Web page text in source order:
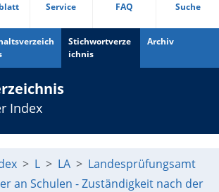
Service FAQ Suche
Stichwortverze
ichnis
Archiv
Index
L LA
Landesprüfungsamt
an Schulen - Zuständigkeit nach der